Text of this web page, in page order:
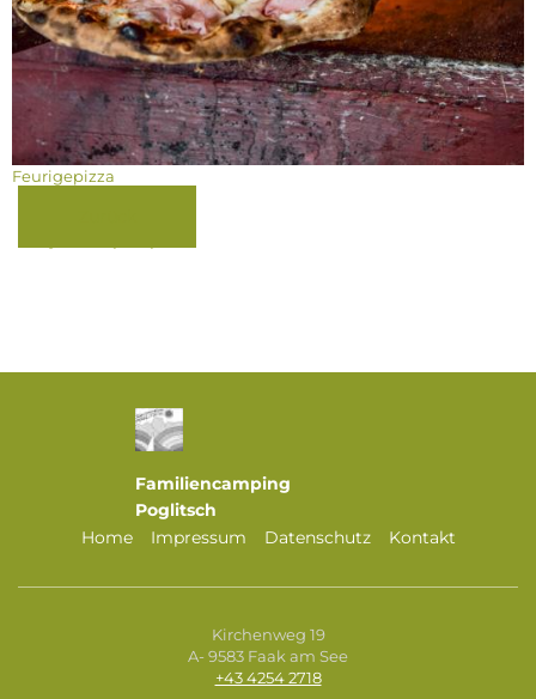
Feurigepizza
Familiencamping
Poglitsch
Home
Impressum Datenschutz Kontakt
Kirchenweg 19
A- 9583 Faak am See
+43 4254 2718